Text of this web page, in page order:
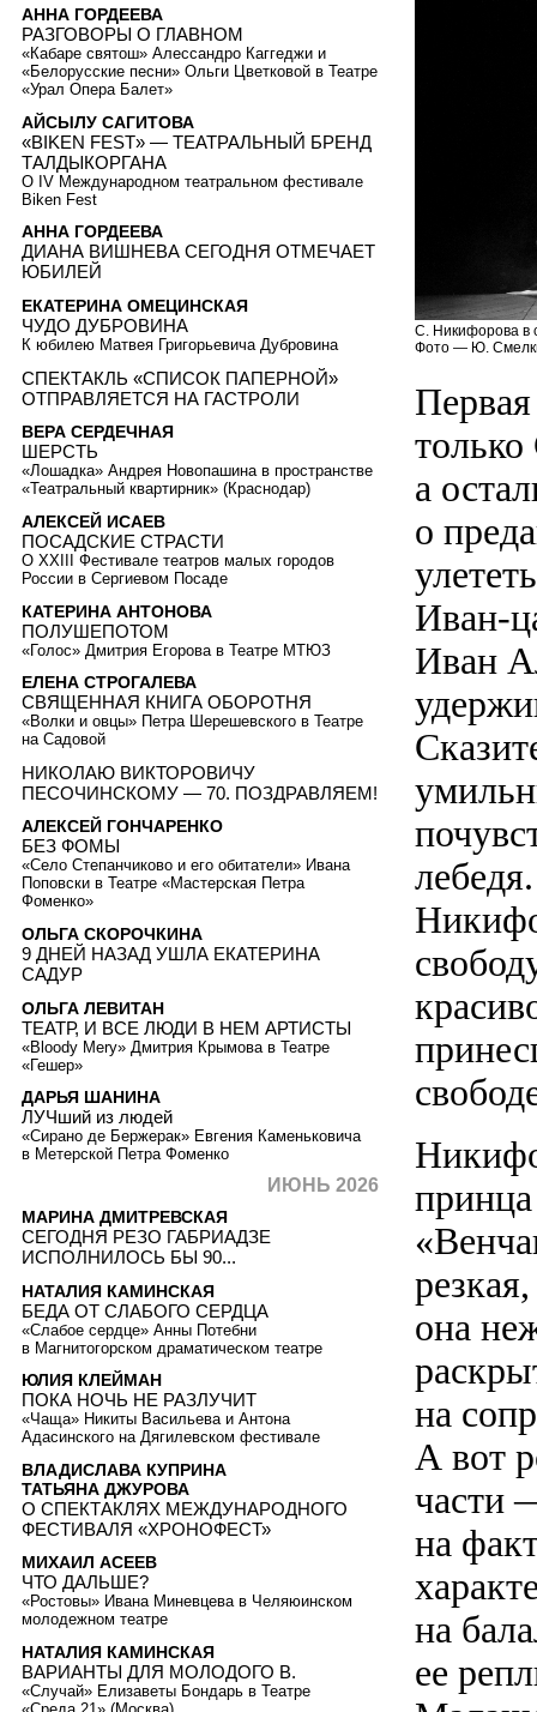
С. Никифорова в
Фото — Ю.
а
о
Иван-
Иван
она
на
А вот
части
на
на
ее
АННА ГОРДЕЕВА
РАЗГОВОРЫ О ГЛАВНОМ
«Кабаре святош» Алессандро Каггеджи и
«Белорусские песни» Ольги Цветковой в Театре
«Урал Опера Балет»
АЙСЫЛУ САГИТОВА
«BIKEN FEST» — ТЕАТРАЛЬНЫЙ БРЕНД
ТАЛДЫКОРГАНА
О IV Международном театральном фестивале
Biken Fest
АННА ГОРДЕЕВА
ДИАНА ВИШНЕВА СЕГОДНЯ ОТМЕЧАЕТ
ЮБИЛЕЙ
ЕКАТЕРИНА ОМЕЦИНСКАЯ
ЧУДО ДУБРОВИНА
К юбилею Матвея Григорьевича Дубровина
СПЕКТАКЛЬ «СПИСОК ПАПЕРНОЙ»
ОТПРАВЛЯЕТСЯ НА ГАСТРОЛИ
ВЕРА СЕРДЕЧНАЯ
ШЕРСТЬ
«Лошадка» Андрея Новопашина в пространстве
«Театральный квартирник» (Краснодар)
АЛЕКСЕЙ ИСАЕВ
ПОСАДСКИЕ СТРАСТИ
О XXIII Фестивале театров малых городов
России в Сергиевом Посаде
КАТЕРИНА АНТОНОВА
ПОЛУШЕПОТОМ
«Голос» Дмитрия Егорова в Театре МТЮЗ
ЕЛЕНА СТРОГАЛЕВА
СВЯЩЕННАЯ КНИГА ОБОРОТНЯ
«Волки и овцы» Петра Шерешевского в Театре
на Садовой
НИКОЛАЮ ВИКТОРОВИЧУ
ПЕСОЧИНСКОМУ — 70. ПОЗДРАВЛЯЕМ!
АЛЕКСЕЙ ГОНЧАРЕНКО
БЕЗ ФОМЫ
«Село Степанчиково и его обитатели» Ивана
Поповски в Театре «Мастерская Петра
Фоменко»
ОЛЬГА СКОРОЧКИНА
9 ДНЕЙ НАЗАД УШЛА ЕКАТЕРИНА
САДУР
ОЛЬГА ЛЕВИТАН
ТЕАТР, И ВСЕ ЛЮДИ В НЕМ АРТИСТЫ
«Bloody Mery» Дмитрия Крымова в Театре
«Гешер»
ДАРЬЯ ШАНИНА
ЛУЧший из людей
«Сирано де Бержерак» Евгения Каменьковича
в Метерской Петра Фоменко
ИЮНЬ 2026
МАРИНА ДМИТРЕВСКАЯ
СЕГОДНЯ РЕЗО ГАБРИАДЗЕ
ИСПОЛНИЛОСЬ БЫ 90...
НАТАЛИЯ КАМИНСКАЯ
БЕДА ОТ СЛАБОГО СЕРДЦА
«Слабое сердце» Анны Потебни
в Магнитогорском драматическом театре
ЮЛИЯ КЛЕЙМАН
ПОКА НОЧЬ НЕ РАЗЛУЧИТ
«Чаща» Никиты Васильева и Антона
Адасинского на Дягилевском фестивале
ВЛАДИСЛАВА КУПРИНА
ТАТЬЯНА ДЖУРОВА
О СПЕКТАКЛЯХ МЕЖДУНАРОДНОГО
ФЕСТИВАЛЯ «ХРОНОФЕСТ»
МИХАИЛ АСЕЕВ
ЧТО ДАЛЬШЕ?
«Ростовы» Ивана Миневцева в Челяюинском
молодежном театре
НАТАЛИЯ КАМИНСКАЯ
ВАРИАНТЫ ДЛЯ МОЛОДОГО В.
«Случай» Елизаветы Бондарь в Театре